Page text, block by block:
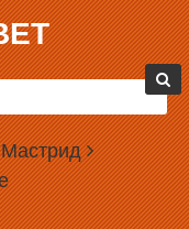
ПОЯВИЛАСЬ
группа, которая
отходов. Группу
Алексей Орлов.